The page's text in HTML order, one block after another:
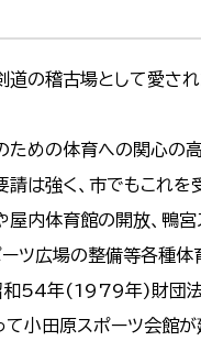
道の稽古場として愛さ
ための体育への関心の高
は強く、市でもこれを
屋内体育館の開放、鴨宮
ーツ広場の整備等各種体
和54年(1979年)財団
て小田原スポーツ会館が